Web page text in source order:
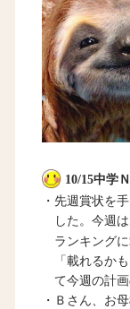
10/15中学
・先週賞状を
した。今週
ランキング
「載れるか
て今週の計
・Ｂさん、お